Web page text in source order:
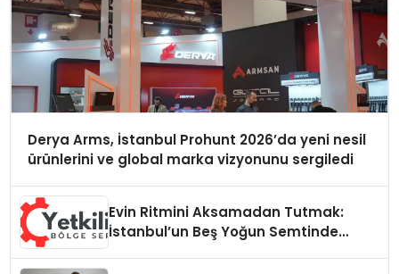
Derya Arms, İstanbul Prohunt 2026’da yeni nesil
ürünlerini ve global marka vizyonunu sergiledi
Evin Ritmini Aksamadan Tutmak:
İstanbul’un Beş Yoğun Semtinde